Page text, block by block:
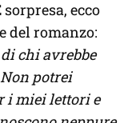
ecco
del romanzo:
chi avrebbe
potrei
i miei lettori e